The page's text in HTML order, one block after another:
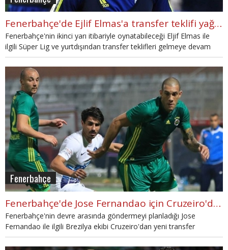
Fenerbahçe'de Ejlif Elmas'a transfer teklifi yağıyor
Fenerbahçe'nin ikinci yarı itibariyle oynatabileceği Eljif Elmas ile
ilgili Süper Lig ve yurtdışından transfer teklifleri gelmeye devam
ediyor.
Fenerbahçe
Fenerbahçe'de Jose Fernandao için Cruzeiro'dan transfer açıklaması
Fenerbahçe'nin devre arasında göndermeyi planladığı Jose
Fernandao ile ilgili Brezilya ekibi Cruzeiro'dan yeni transfer
açıklaması geldi.